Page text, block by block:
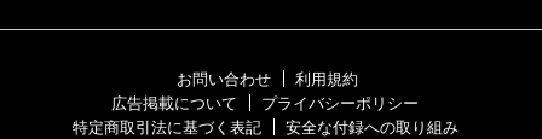
お問い合わせ
利用規約
広告掲載について
プライバシーポリシー
特定商取引法に基づく表記
安全な付録への取り組み